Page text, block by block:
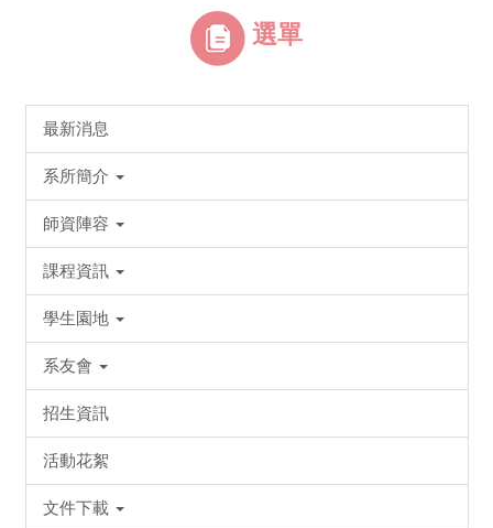
選單
最新消息
系所簡介
師資陣容
課程資訊
學生園地
系友會
招生資訊
活動花絮
文件下載